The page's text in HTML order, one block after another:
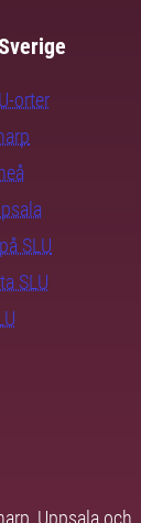
orter
SLU
SLU
Uppsala och